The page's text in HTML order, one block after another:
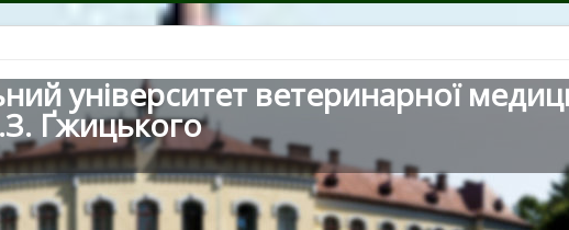
університет ветеринарної
Ґжицького